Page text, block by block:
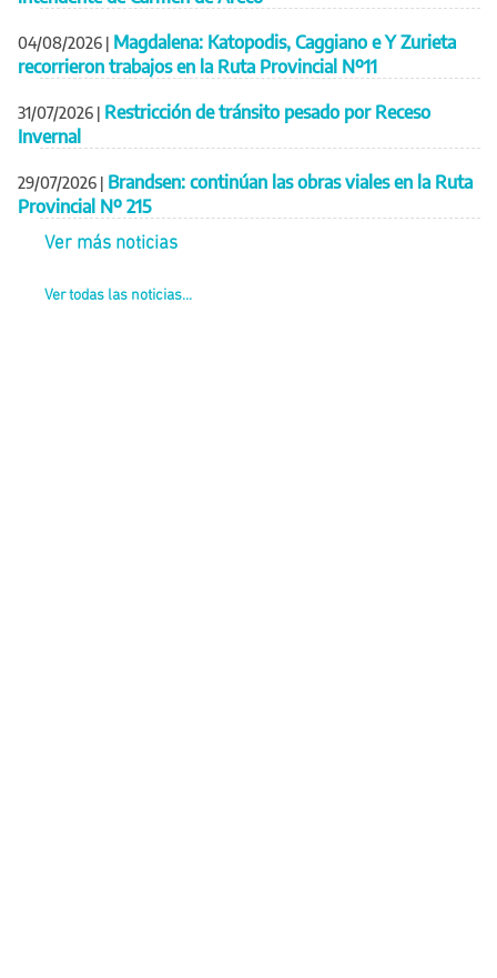
04/08/2026 | Magdalena: Katopodis, Caggiano e Y Zurieta
recorrieron trabajos en la Ruta Provincial Nº11
31/07/2026 | Restricción de tránsito pesado por Receso
Invernal
29/07/2026 | Brandsen: continúan las obras viales en la Ruta
Provincial Nº 215
Ver más noticias
Ver todas las noticias...